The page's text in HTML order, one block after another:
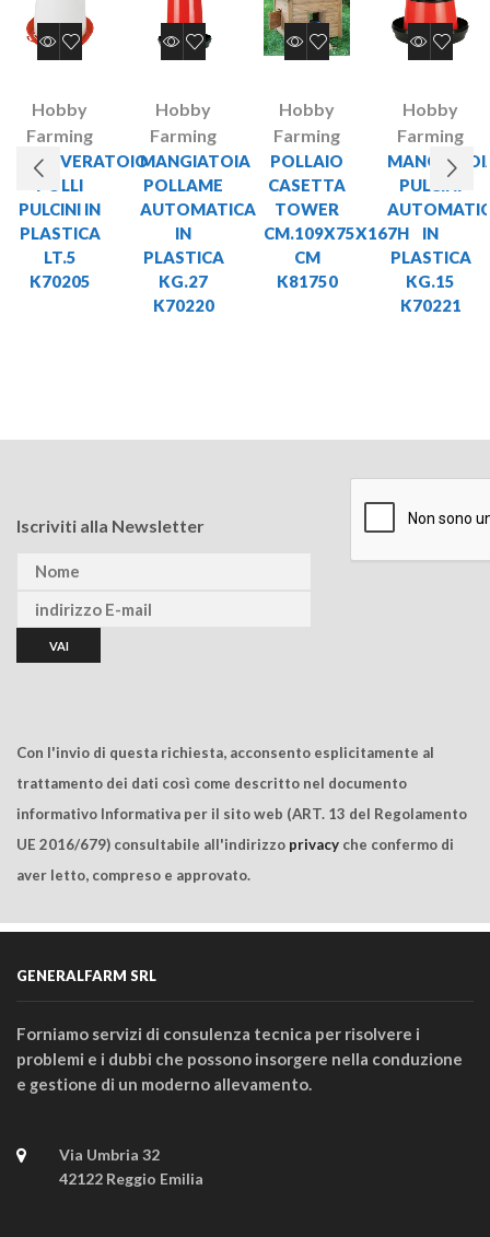
Hobby
Farming
ABBEVERATOIO
POLLI
PULCINI IN
PLASTICA
LT.5
K70205
Hobby
Farming
MANGIATOIA
POLLAME
AUTOMATICA
IN
PLASTICA
KG.27
K70220
Hobby
Farming
POLLAIO
CASETTA
TOWER
CM.109X75X167H
CM
K81750
Hobby
Farming
PULCINI
IN
PLASTICA
KG.15
K70221
Iscriviti alla Newsletter
Con l'invio di questa richiesta, acconsento esplicitamente al
trattamento dei dati così come descritto nel documento
informativo Informativa per il sito web (ART. 13 del Regolamento
UE 2016/679) consultabile all'indirizzo privacy che confermo di
aver letto, compreso e approvato.
GENERALFARM SRL
Forniamo servizi di consulenza tecnica per risolvere i
problemi e i dubbi che possono insorgere nella conduzione
e gestione di un moderno allevamento.
Via Umbria 32
42122 Reggio Emilia